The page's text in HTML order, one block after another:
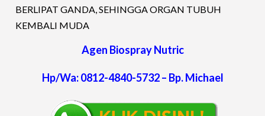
BERLIPAT GANDA, SEHINGGA ORGAN TUBUH
KEMBALI MUDA
Agen Biospray Nutric
Hp/Wa: 0812-4840-5732 – Bp. Michael